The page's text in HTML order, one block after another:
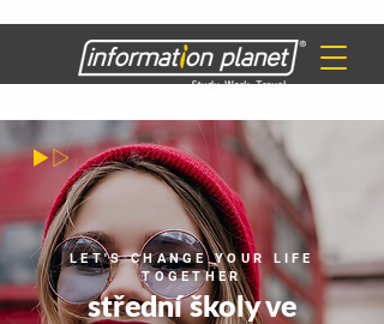
LET'S CHANGE YOUR LIFE
TOGETHER
střední školy ve